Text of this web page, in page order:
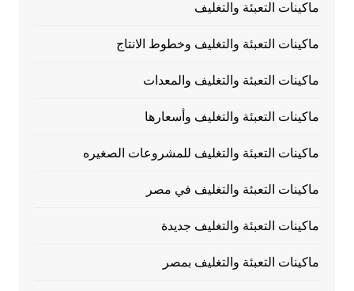
ماكينات التعبئة والتغليف
ماكينات التعبئة والتغليف وخطوط الانتاج
ماكينات التعبئة والتغليف والمعدات
ماكينات التعبئة والتغليف وأسعارها
ماكينات التعبئة والتغليف للمشروعات الصغيره
ماكينات التعبئة والتغليف في مصر
ماكينات التعبئة والتغليف جديدة
ماكينات التعبئة والتغليف بمصر